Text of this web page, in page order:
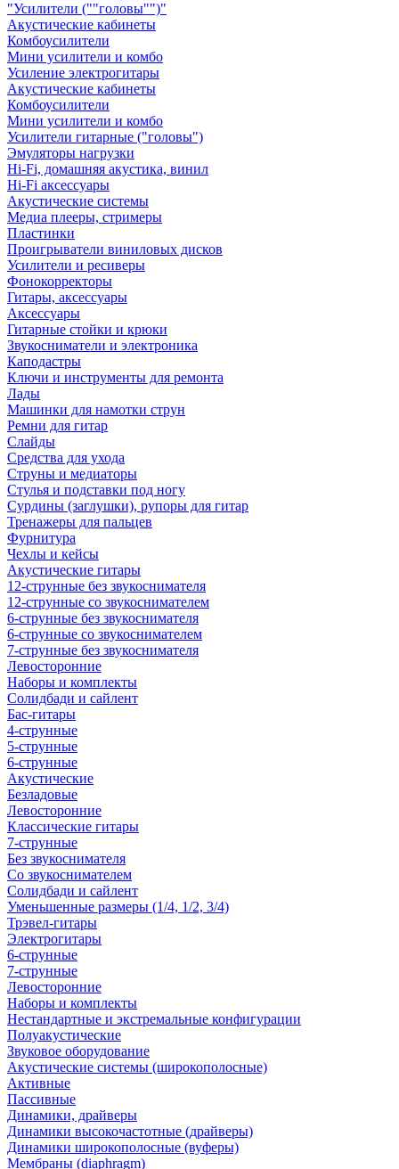
"Усилители (""головы"")"
Акустические кабинеты
Комбоусилители
Мини усилители и комбо
Усиление электрогитары
Акустические кабинеты
Комбоусилители
Мини усилители и комбо
Усилители гитарные ("головы")
Эмуляторы нагрузки
Hi-Fi, домашняя акустика, винил
Hi-Fi аксессуары
Акустические системы
Медиа плееры, стримеры
Пластинки
Проигрыватели виниловых дисков
Усилители и ресиверы
Фонокорректоры
Гитары, аксессуары
Аксессуары
Гитарные стойки и крюки
Звукосниматели и электроника
Каподастры
Ключи и инструменты для ремонта
Лады
Машинки для намотки струн
Ремни для гитар
Слайды
Средства для ухода
Струны и медиаторы
Стулья и подставки под ногу
Сурдины (заглушки), рупоры для гитар
Тренажеры для пальцев
Фурнитура
Чехлы и кейсы
Акустические гитары
12-струнные без звукоснимателя
12-струнные со звукоснимателем
6-струнные без звукоснимателя
6-струнные со звукоснимателем
7-струнные без звукоснимателя
Левосторонние
Наборы и комплекты
Солидбади и сайлент
Бас-гитары
4-струнные
5-струнные
6-струнные
Акустические
Безладовые
Левосторонние
Классические гитары
7-струнные
Без звукоснимателя
Со звукоснимателем
Солидбади и сайлент
Уменьшенные размеры (1/4, 1/2, 3/4)
Трэвел-гитары
Электрогитары
6-струнные
7-струнные
Левосторонние
Наборы и комплекты
Нестандартные и экстремальные конфигурации
Полуакустические
Звуковое оборудование
Акустические системы (широкополосные)
Активные
Пассивные
Динамики, драйверы
Динамики высокочастотные (драйверы)
Динамики широкополосные (вуферы)
Мембраны (diaphragm)